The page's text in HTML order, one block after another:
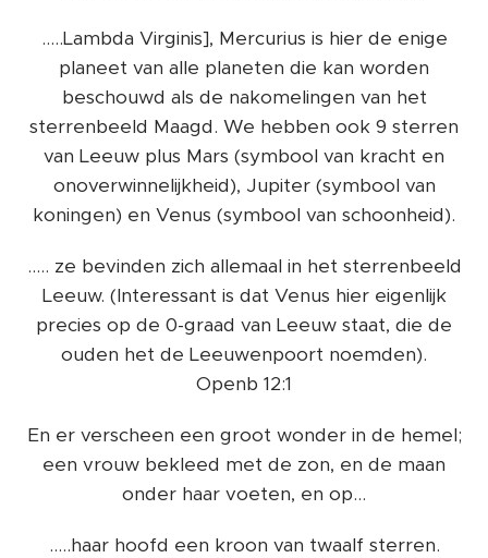
.....Lambda Virginis], Mercurius is hier de enige
planeet van alle planeten die kan worden
beschouwd als de nakomelingen van het
sterrenbeeld Maagd. We hebben ook 9 sterren
van Leeuw plus Mars (symbool van kracht en
onoverwinnelijkheid), Jupiter (symbool van
koningen) en Venus (symbool van schoonheid).
..... ze bevinden zich allemaal in het sterrenbeeld
Leeuw. (Interessant is dat Venus hier eigenlijk
precies op de 0-graad van Leeuw staat, die de
ouden het de Leeuwenpoort noemden).
Openb 12:1
En er verscheen een groot wonder in de hemel;
een vrouw bekleed met de zon, en de maan
onder haar voeten, en op...
.....haar hoofd een kroon van twaalf sterren.